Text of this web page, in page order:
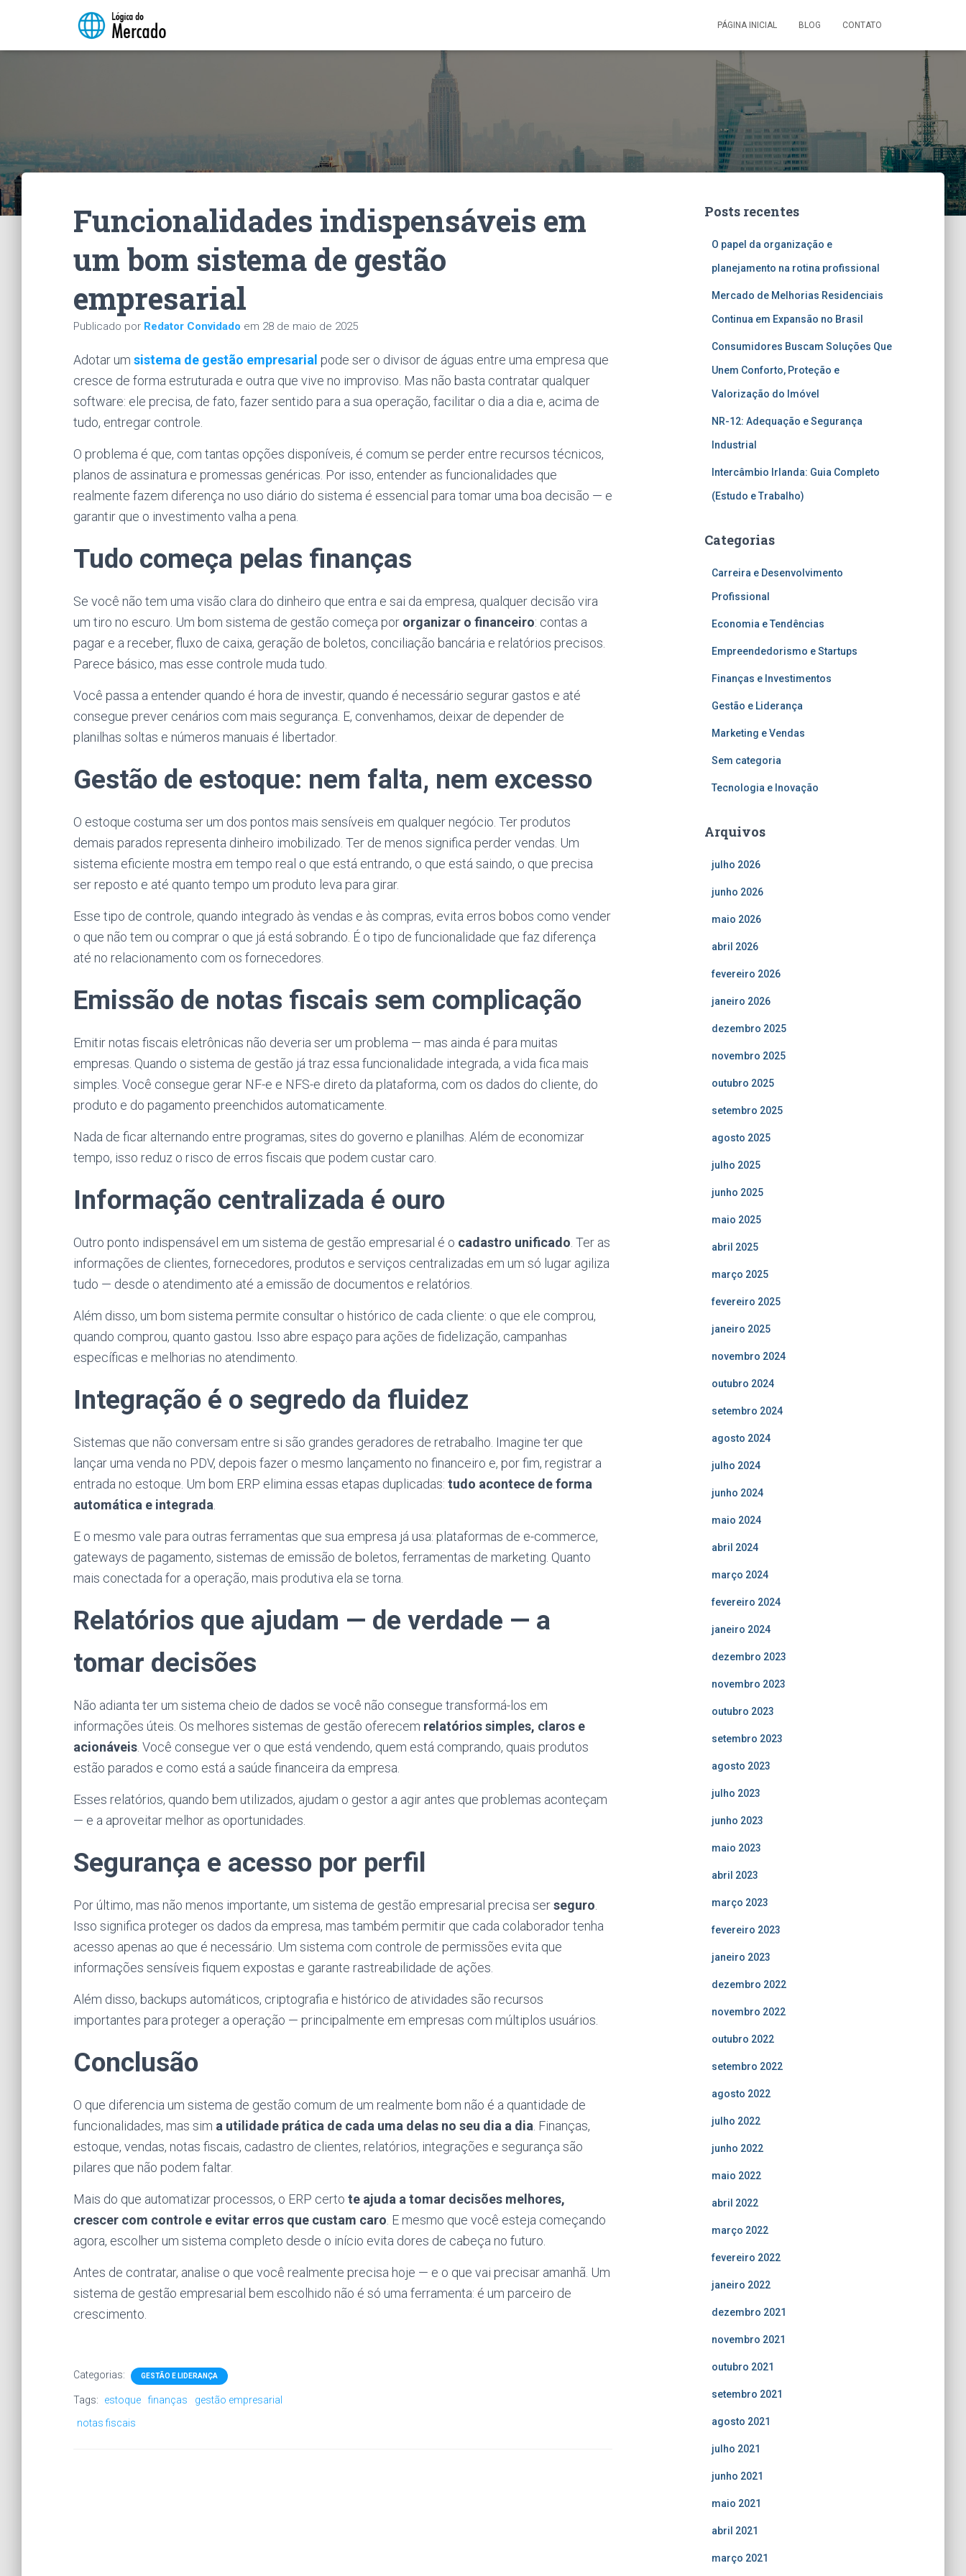
PÁGINA INICIAL BLOG CONTATO
Funcionalidades indispensáveis em
um bom sistema de gestão
empresarial
Publicado por Redator Convidado em 28 de maio de 2025
Adotar um sistema de gestão empresarial pode ser o divisor de águas entre uma empresa que
cresce de forma estruturada e outra que vive no improviso. Mas não basta contratar qualquer
software: ele precisa, de fato, fazer sentido para a sua operação, facilitar o dia a dia e, acima de
tudo, entregar controle.
O problema é que, com tantas opções disponíveis, é comum se perder entre recursos técnicos,
planos de assinatura e promessas genéricas. Por isso, entender as funcionalidades que
realmente fazem diferença no uso diário do sistema é essencial para tomar uma boa decisão — e
garantir que o investimento valha a pena.
Tudo começa pelas finanças
Se você não tem uma visão clara do dinheiro que entra e sai da empresa, qualquer decisão vira
um tiro no escuro. Um bom sistema de gestão começa por organizar o financeiro: contas a
pagar e a receber, fluxo de caixa, geração de boletos, conciliação bancária e relatórios precisos.
Parece básico, mas esse controle muda tudo.
Você passa a entender quando é hora de investir, quando é necessário segurar gastos e até
consegue prever cenários com mais segurança. E, convenhamos, deixar de depender de
planilhas soltas e números manuais é libertador.
Gestão de estoque: nem falta, nem excesso
O estoque costuma ser um dos pontos mais sensíveis em qualquer negócio. Ter produtos
demais parados representa dinheiro imobilizado. Ter de menos significa perder vendas. Um
sistema eficiente mostra em tempo real o que está entrando, o que está saindo, o que precisa
ser reposto e até quanto tempo um produto leva para girar.
Esse tipo de controle, quando integrado às vendas e às compras, evita erros bobos como vender
o que não tem ou comprar o que já está sobrando. É o tipo de funcionalidade que faz diferença
até no relacionamento com os fornecedores.
Emissão de notas fiscais sem complicação
Emitir notas fiscais eletrônicas não deveria ser um problema — mas ainda é para muitas
empresas. Quando o sistema de gestão já traz essa funcionalidade integrada, a vida fica mais
simples. Você consegue gerar NF-e e NFS-e direto da plataforma, com os dados do cliente, do
produto e do pagamento preenchidos automaticamente.
Nada de ficar alternando entre programas, sites do governo e planilhas. Além de economizar
tempo, isso reduz o risco de erros fiscais que podem custar caro.
Informação centralizada é ouro
Outro ponto indispensável em um sistema de gestão empresarial é o cadastro unificado . Ter as
informações de clientes, fornecedores, produtos e serviços centralizadas em um só lugar agiliza
tudo — desde o atendimento até a emissão de documentos e relatórios.
Além disso, um bom sistema permite consultar o histórico de cada cliente: o que ele comprou,
quando comprou, quanto gastou. Isso abre espaço para ações de fidelização, campanhas
específicas e melhorias no atendimento.
Integração é o segredo da fluidez
Sistemas que não conversam entre si são grandes geradores de retrabalho. Imagine ter que
lançar uma venda no PDV, depois fazer o mesmo lançamento no financeiro e, por fim, registrar a
entrada no estoque. Um bom ERP elimina essas etapas duplicadas: tudo acontece de forma
automática e integrada
E o mesmo vale para outras ferramentas que sua empresa já usa: plataformas de e-commerce,
gateways de pagamento, sistemas de emissão de boletos, ferramentas de marketing. Quanto
mais conectada for a operação, mais produtiva ela se torna.
Relatórios que ajudam — de verdade — a
tomar decisões
Não adianta ter um sistema cheio de dados se você não consegue transformá-los em
informações úteis. Os melhores sistemas de gestão oferecem relatórios simples, claros e
acionáveis . Você consegue ver o que está vendendo, quem está comprando, quais produtos
estão parados e como está a saúde financeira da empresa.
Esses relatórios, quando bem utilizados, ajudam o gestor a agir antes que problemas aconteçam
— e a aproveitar melhor as oportunidades.
Segurança e acesso por perfil
Por último, mas não menos importante, um sistema de gestão empresarial precisa serseguro
Isso significa proteger os dados da empresa, mas também permitir que cada colaborador tenha
acesso apenas ao que é necessário. Um sistema com controle de permissões evita que
informações sensíveis fiquem expostas e garante rastreabilidade de ações.
Além disso, backups automáticos, criptografia e histórico de atividades são recursos
importantes para proteger a operação — principalmente em empresas com múltiplos usuários.
Conclusão
O que diferencia um sistema de gestão comum de um realmente bom não é a quantidade de
funcionalidades, mas sim a utilidade prática de cada uma delas no seu dia a dia . Finanças,
estoque, vendas, notas fiscais, cadastro de clientes, relatórios, integrações e segurança são
pilares que não podem faltar.
Mais do que automatizar processos, o ERP certo te ajuda a tomar decisões melhores,
crescer com controle e evitar erros que custam caro . E mesmo que você esteja começando
agora, escolher um sistema completo desde o início evita dores de cabeça no futuro.
Antes de contratar, analise o que você realmente precisa hoje — e o que vai precisar amanhã. Um
sistema de gestão empresarial bem escolhido não é só uma ferramenta: é um parceiro de
crescimento.
Categorias: GESTÃO E LIDERANÇA
Tags: estoque finanças
gestão empresarial
notas fiscais
Posts recentes
O papel da organização e
planejamento na rotina profissional
Mercado de Melhorias Residenciais
Continua em Expansão no Brasil
Consumidores Buscam Soluções Que
Unem Conforto, Proteção e
Valorização do Imóvel
NR-12: Adequação e Segurança
Industrial
Intercâmbio Irlanda: Guia Completo
(Estudo e Trabalho)
Categorias
Carreira e Desenvolvimento
Profissional
Economia e Tendências
Empreendedorismo e Startups
Finanças e Investimentos
Gestão e Liderança
Marketing e Vendas
Sem categoria
Tecnologia e Inovação
Arquivos
julho 2026
junho 2026
maio 2026
abril 2026
fevereiro 2026
janeiro 2026
dezembro 2025
novembro 2025
outubro 2025
setembro 2025
agosto 2025
julho 2025
junho 2025
maio 2025
abril 2025
março 2025
fevereiro 2025
janeiro 2025
novembro 2024
outubro 2024
setembro 2024
agosto 2024
julho 2024
junho 2024
maio 2024
abril 2024
março 2024
fevereiro 2024
janeiro 2024
dezembro 2023
novembro 2023
outubro 2023
setembro 2023
agosto 2023
julho 2023
junho 2023
maio 2023
abril 2023
março 2023
fevereiro 2023
janeiro 2023
dezembro 2022
novembro 2022
outubro 2022
setembro 2022
agosto 2022
julho 2022
junho 2022
maio 2022
abril 2022
março 2022
fevereiro 2022
janeiro 2022
dezembro 2021
novembro 2021
outubro 2021
setembro 2021
agosto 2021
julho 2021
junho 2021
maio 2021
abril 2021
março 2021